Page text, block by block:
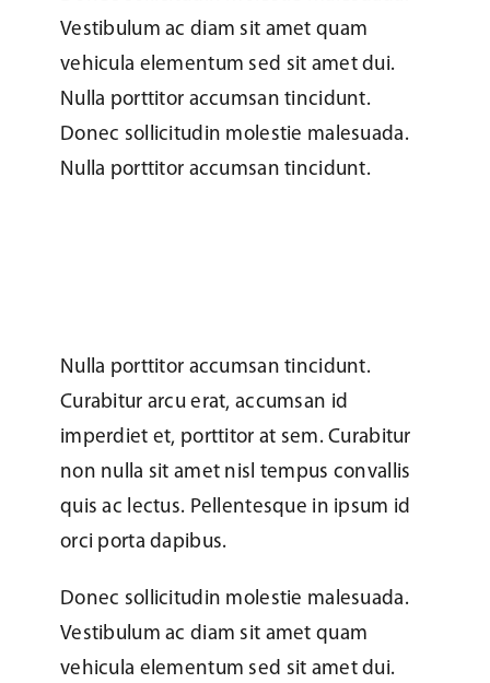
Vestibulum ac diam sit amet quam
vehicula elementum sed sit amet dui.
Nulla porttitor accumsan tincidunt.
Donec sollicitudin molestie malesuada.
Nulla porttitor accumsan tincidunt.
Nulla porttitor accumsan tincidunt.
Curabitur arcu erat, accumsan id
imperdiet et, porttitor at sem. Curabitur
non nulla sit amet nisl tempus convallis
quis ac lectus. Pellentesque in ipsum id
orci porta dapibus.
Donec sollicitudin molestie malesuada.
Vestibulum ac diam sit amet quam
vehicula elementum sed sit amet dui.